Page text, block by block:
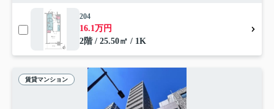
204
16.1万円
2階 / 25.50㎡ / 1K
賃貸マンション